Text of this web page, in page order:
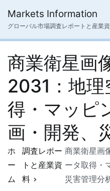
ス
Markets Information
グローバル市場調査レポートと産業資
商業衛星画
2031：地理
得・マッピ
画・開発、
ホ
ー
ム
調査レポー
トと産業資
料
商業衛星画
ータ取得・
災害管理分